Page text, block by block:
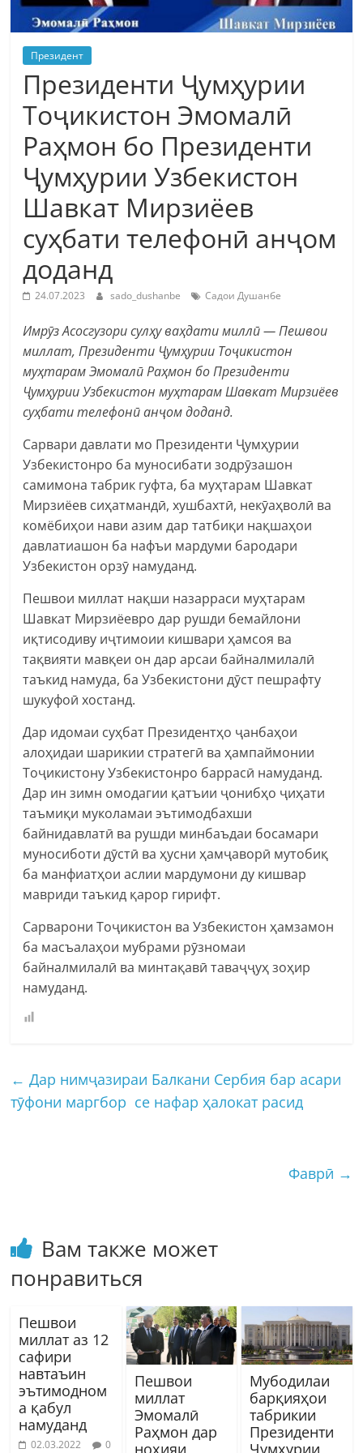
Президент
Президенти Ҷумҳурии
Тоҷикистон Эмомалӣ
Раҳмон бо Президенти
Ҷумҳурии Узбекистон
Шавкат Мирзиёев
суҳбати телефонӣ анҷом
доданд
24.07.2023 sado_dushanbe Садои Душанбе
Имрӯз Асосгузори сулҳу ваҳдати миллӣ — Пешвои
миллат, Президенти Ҷумҳурии Тоҷикистон
муҳтарам Эмомалӣ Раҳмон бо Президенти
Ҷумҳурии Узбекистон муҳтарам Шавкат Мирзиёев
суҳбати телефонӣ анҷом доданд.
Сарвари давлати мо Президенти Ҷумҳурии
Узбекистонро ба муносибати зодрӯзашон
самимона табрик гуфта, ба муҳтарам Шавкат
Мирзиёев сиҳатмандӣ, хушбахтӣ, некӯаҳволӣ ва
комёбиҳои нави азим дар татбиқи нақшаҳои
давлатиашон ба нафъи мардуми бародари
Узбекистон орзӯ намуданд.
Пешвои миллат нақши назарраси муҳтарам
Шавкат Мирзиёевро дар рушди бемайлони
иқтисодиву иҷтимоии кишвари ҳамсоя ва
тақвияти мавқеи он дар арсаи байналмилалӣ
таъкид намуда, ба Узбекистони дӯст пешрафту
шукуфоӣ хостанд.
Дар идомаи суҳбат Президентҳо ҷанбаҳои
алоҳидаи шарикии стратегӣ ва ҳампаймонии
Тоҷикистону Узбекистонро баррасӣ намуданд.
Дар ин зимн омодагии қатъии ҷонибҳо ҷиҳати
таъмиқи муколамаи эътимодбахши
байнидавлатӣ ва рушди минбаъдаи босамари
муносиботи дӯстӣ ва ҳусни ҳамҷаворӣ мутобиқ
ба манфиатҳои аслии мардумони ду кишвар
мавриди таъкид қарор гирифт.
Сарварони Тоҷикистон ва Узбекистон ҳамзамон
ба масъалаҳои мубрами рӯзномаи
байналмилалӣ ва минтақавӣ таваҷҷуҳ зоҳир
намуданд.
← Дар нимҷазираи Балкани Сербия бар асари
тӯфони маргбор се нафар ҳалокат расид
Фаврӣ →
Вам также может
понравиться
Пешвои
миллат аз 12
сафири
навтаъин
эътимодном
а қабул
намуданд
02.03.2022 0
Пешвои
миллат
Эмомалӣ
Раҳмон дар
ноҳияи
Мубодилаи
барқияҳои
табрикии
Президенти
Ҷумҳурии